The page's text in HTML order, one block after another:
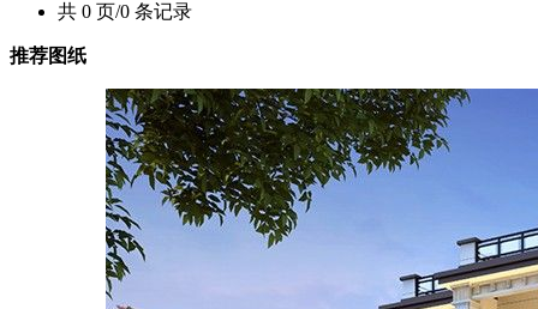
共 0 页/0 条记录
推荐图纸